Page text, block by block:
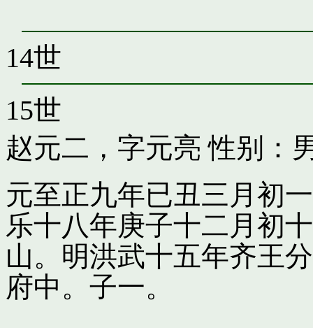
14世
15世
赵元二，字元亮 性别：
元至正九年已丑三月初
乐十八年庚子十二月初
山。明洪武十五年齐王
府中。子一。